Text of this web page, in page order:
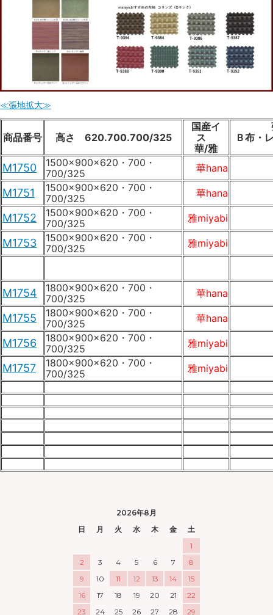
≪張地拡大≫
商品番号 高さ 620.700.700/325
国産イ
ス
華/雅
Ｂ布・
M1750
1500×900×620・700・
700/325
華hana
M1751
1500×900×620・700・
700/325
華hana
M1752
1500×900×620・700・
700/325
雅miyabi
M1753
1500×900×620・700・
700/325
雅miyabi
M1754
1800×900×620・700・
700/325
華hana
M1755
1800×900×620・700・
700/325
華hana
M1756
1800×900×620・700・
700/325
雅miyabi
M1757
1800×900×620・700・
700/325
雅miyabi
2026年8月
日
月 火 水 木 金
土
1
2
3 4 5 6 7
8
9
10 11 12 13 14
15
16
17 18 19 20 21
22
23
24 25 26 27 28 29